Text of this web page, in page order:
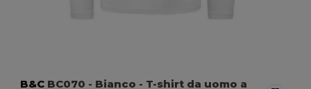
B&C BC070 - Bianco - T-shirt da uomo a